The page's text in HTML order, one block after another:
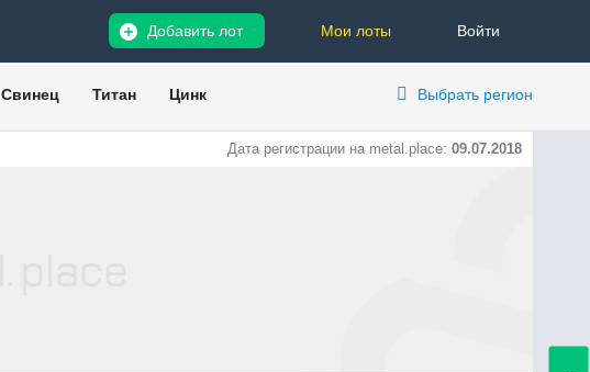
Войти
Мои лоты
Добавить лот
Свинец Титан Цинк Выбрать регион
Дата регистрации на metal.place: 09.07.2018